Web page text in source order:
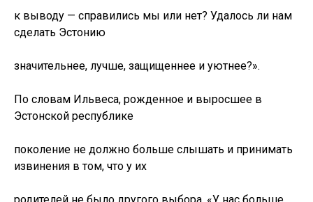
к выводу — справились мы или нет? Удалось ли нам
сделать Эстонию
значительнее, лучше, защищеннее и уютнее?».
По словам Ильвеса, рожденное и выросшее в
Эстонской республике
поколение не должно больше слышать и принимать
извинения в том, что у их